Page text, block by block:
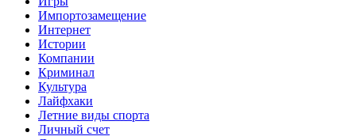
Импортозамещение
Интернет
Истории
Компании
Криминал
Культура
Лайфхаки
Летние виды спорта
Личный счет